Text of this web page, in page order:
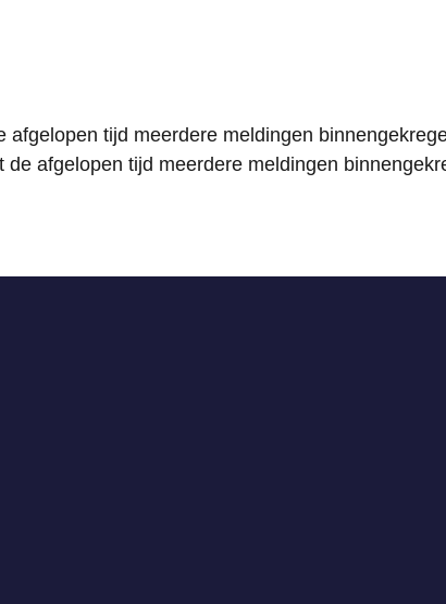
tijd meerdere meldingen
afgelopen tijd meerdere meldingen